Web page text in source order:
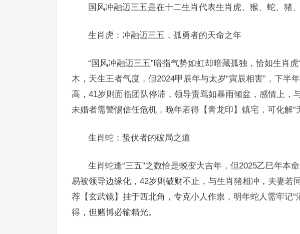
国风冲融迈三五是在十二生肖代表生肖虎、猴、蛇、猪
生肖虎：冲融迈三五，孤勇者的天命之年
“国风冲融迈三五”暗指气势如虹却暗藏孤独，恰如生肖
木，天生王者气度，但2024甲辰年与太岁“寅辰相害”，下半
高，41岁则面临团队停滞，领导责骂如暴雨倾盆，感情上，
未婚者需警惕信任危机，晚年若得【青龙印】镇宅，可化解“
生肖蛇：蛰伏者的破局之道
生肖蛇逢“三五”之数恰是蜕变大吉年，但2025乙巳年本
易被领导边缘化，42岁则破财不止，与生肖猪相冲，夫妻若
荐【玄武镜】挂于西北角，专克小人作祟，明年蛇人需牢记
得，但赌博必输精光。